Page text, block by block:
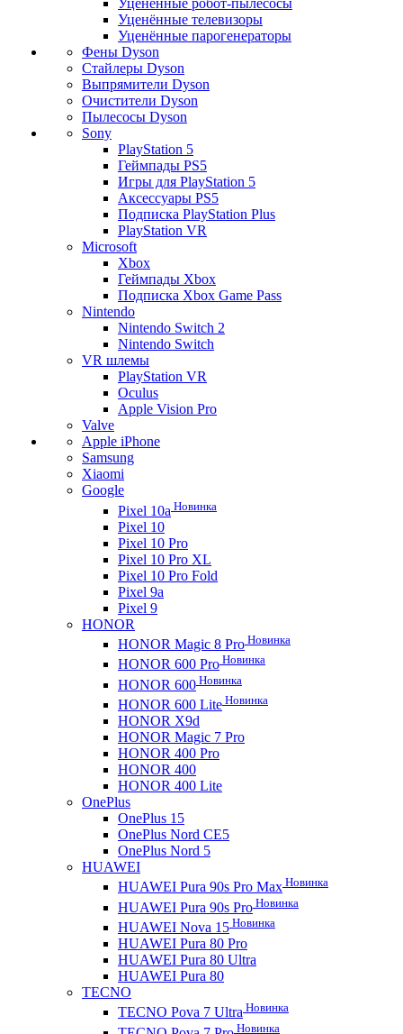
Уценённые робот-пылесосы
Уценённые телевизоры
Уценённые парогенераторы
Фены Dyson
Стайлеры Dyson
Выпрямители Dyson
Очистители Dyson
Пылесосы Dyson
Sony
PlayStation 5
Геймпады PS5
Игры для PlayStation 5
Аксессуары PS5
Подписка PlayStation Plus
PlayStation VR
Microsoft
Xbox
Геймпады Xbox
Подписка Xbox Game Pass
Nintendo
Nintendo Switch 2
Nintendo Switch
VR шлемы
PlayStation VR
Oculus
Apple Vision Pro
Valve
Apple iPhone
Samsung
Xiaomi
Google
Pixel 10a Новинка
Pixel 10
Pixel 10 Pro
Pixel 10 Pro XL
Pixel 10 Pro Fold
Pixel 9a
Pixel 9
HONOR
HONOR Magic 8 Pro Новинка
HONOR 600 Pro Новинка
HONOR 600 Новинка
HONOR 600 Lite Новинка
HONOR X9d
HONOR Magic 7 Pro
HONOR 400 Pro
HONOR 400
HONOR 400 Lite
OnePlus
OnePlus 15
OnePlus Nord CE5
OnePlus Nord 5
HUAWEI
HUAWEI Pura 90s Pro Max Новинка
HUAWEI Pura 90s Pro Новинка
HUAWEI Nova 15 Новинка
HUAWEI Pura 80 Pro
HUAWEI Pura 80 Ultra
HUAWEI Pura 80
TECNO
TECNO Pova 7 Ultra Новинка
Новинка